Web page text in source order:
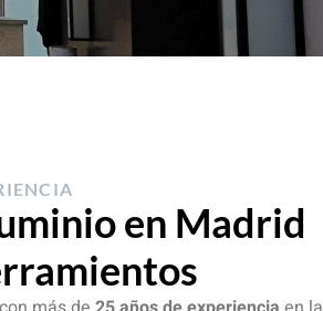
en Madrid